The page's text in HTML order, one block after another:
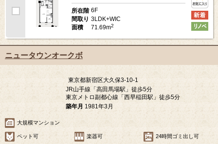
所在階 6F
間取り 3LDK+WIC
面積
71.69m2
ニュータウンオークボ
東京都新宿区大久保3-10-1
JR山手線「高田馬場駅」徒歩5分
東京メトロ副都心線「西早稲田駅」徒歩5分
築年月 1981年3月